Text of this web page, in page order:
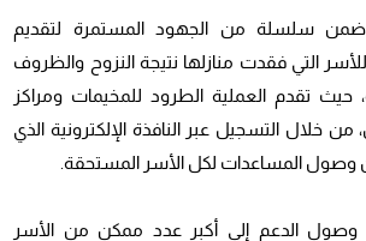
ضمن سلسلة من الجهود المستمرة لتقديم
التي فقدت منازلها نتيجة النزوح والظروف
حيث تقدم العملية الطرود للمخيمات ومراكز
خلال التسجيل عبر النافذة الإلكترونية الذي
وصول المساعدات لكل الأسر المستحقة.
وصول الدعم إلى أكبر عدد ممكن من الأسر